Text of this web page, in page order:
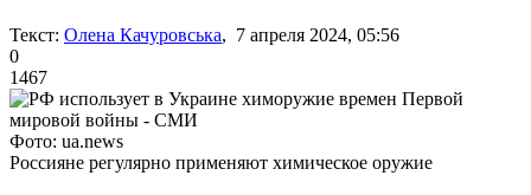
Текст: Олена Качуровська, 7 апреля 2024, 05:56
0
1467
Фото: ua.news
Россияне регулярно применяют химическое оружие